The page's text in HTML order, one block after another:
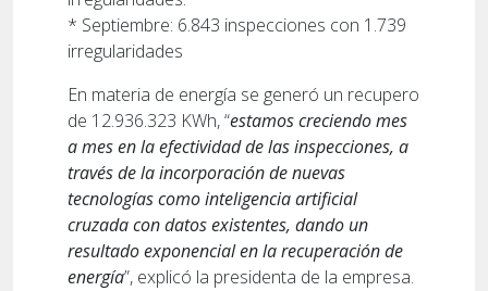
* Septiembre: 6.843 inspecciones con 1.739
irregularidades
En materia de energía se generó un recupero
de 12.936.323 KWh, “estamos creciendo mes
a mes en la efectividad de las inspecciones, a
través de la incorporación de nuevas
tecnologías como inteligencia artificial
cruzada con datos existentes, dando un
resultado exponencial en la recuperación de
energía”, explicó la presidenta de la empresa.